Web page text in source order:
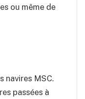
ou même de
navires MSC.
passées à